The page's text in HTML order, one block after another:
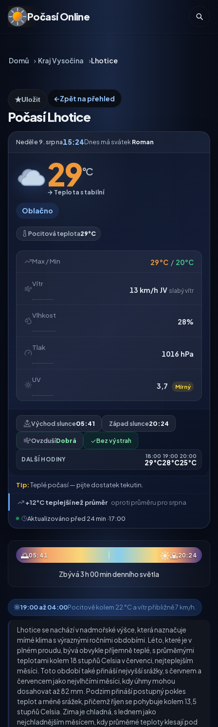
Počasí Online
Domů Kraj Vysočina Lhotice
←Zpět na přehled
Počasí Lhotice
★Uložit
Neděle 9. srpna15:24Dnes má svátekRoman
29°C
→ Teplota stabilní
Oblačno
Pocitová teplota29°C
Max / Min 29°C / 20°C
Vítr
13 km/h JV slabý vítr
Vlhkost
28%
Tlak
1016 hPa
UV
3,7 Mírný
Východ slunce05:41 Západ slunce20:24
OvzdušíDobrá ✓Bez výstrah
DALŠÍ HODINY
18:00
29°C
19:00
28°C
20:00
25°C
Tip:Teplé počasí — pijte dostatek tekutin.
+12°C teplejší než průměr oproti průměru pro srpna
Aktualizováno před 24 min ·17:00
🌅05:41 ☀🌇20:24
Zbývá 3 h 00 min denního světla
19:00 až 04:00Pocitově kolem 22 °C a vítr přibližně 7 km/h.
Lhotice se nachází v nadmořské výšce, která naznačuje
mírné klima s výraznými ročními obdobími. Léto, které je v
plném proudu, bývá obvykle příjemně teplé, s průměrnými
teplotami kolem 18 stupňů Celsia v červenci, nejteplejším
měsíci. Toto období také přináší nejvyšší srážky, s červnem a
červencem jako nejvlhčími měsíci, kdy úhrny mohou
dosahovat až 82 mm. Podzim přináší postupný pokles
teplot a méně srážek, přičemž říjen se pohybuje kolem 13,5
stupňů Celsia. Zima je chladná, s lednem jako
nejchladnějším měsícem, kdy průměrné teploty klesají pod